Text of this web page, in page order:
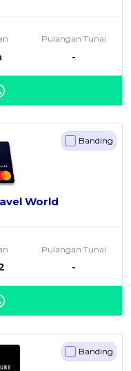
Pulangan Tunai
-
Banding
World
Pulangan Tunai
-
Banding